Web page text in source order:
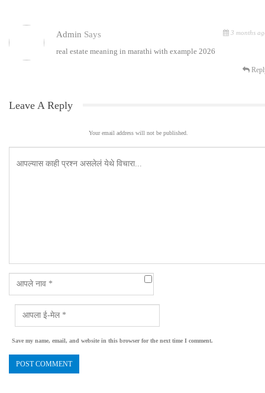
Admin Says 3 months
real estate meaning in marathi with example 2026
Leave A Reply
Your email address will not be published.
Save my name, email, and website in this browser for the next time I comment.